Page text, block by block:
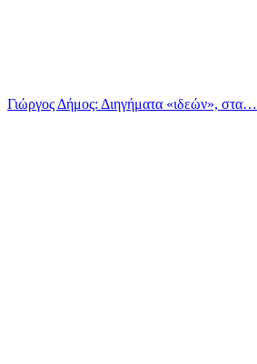
Γιώργος Δήμος: Διηγήματα «ιδεών», στα…